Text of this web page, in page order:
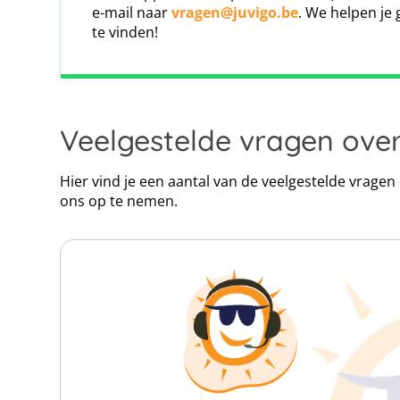
Deze reis wordt georganiseerd in samenwerking met Junior
Click map to enable scroll zoom
verzekeringsmaatschappij die oplossingen
klantenservice en snelle schadeafhandeling
e-mail naarvragen@juvigo.be. We helpen je
te vinden!
Veelgestelde vragen
Hier vind je een aantal van de veelgestelde
ons op te nemen.